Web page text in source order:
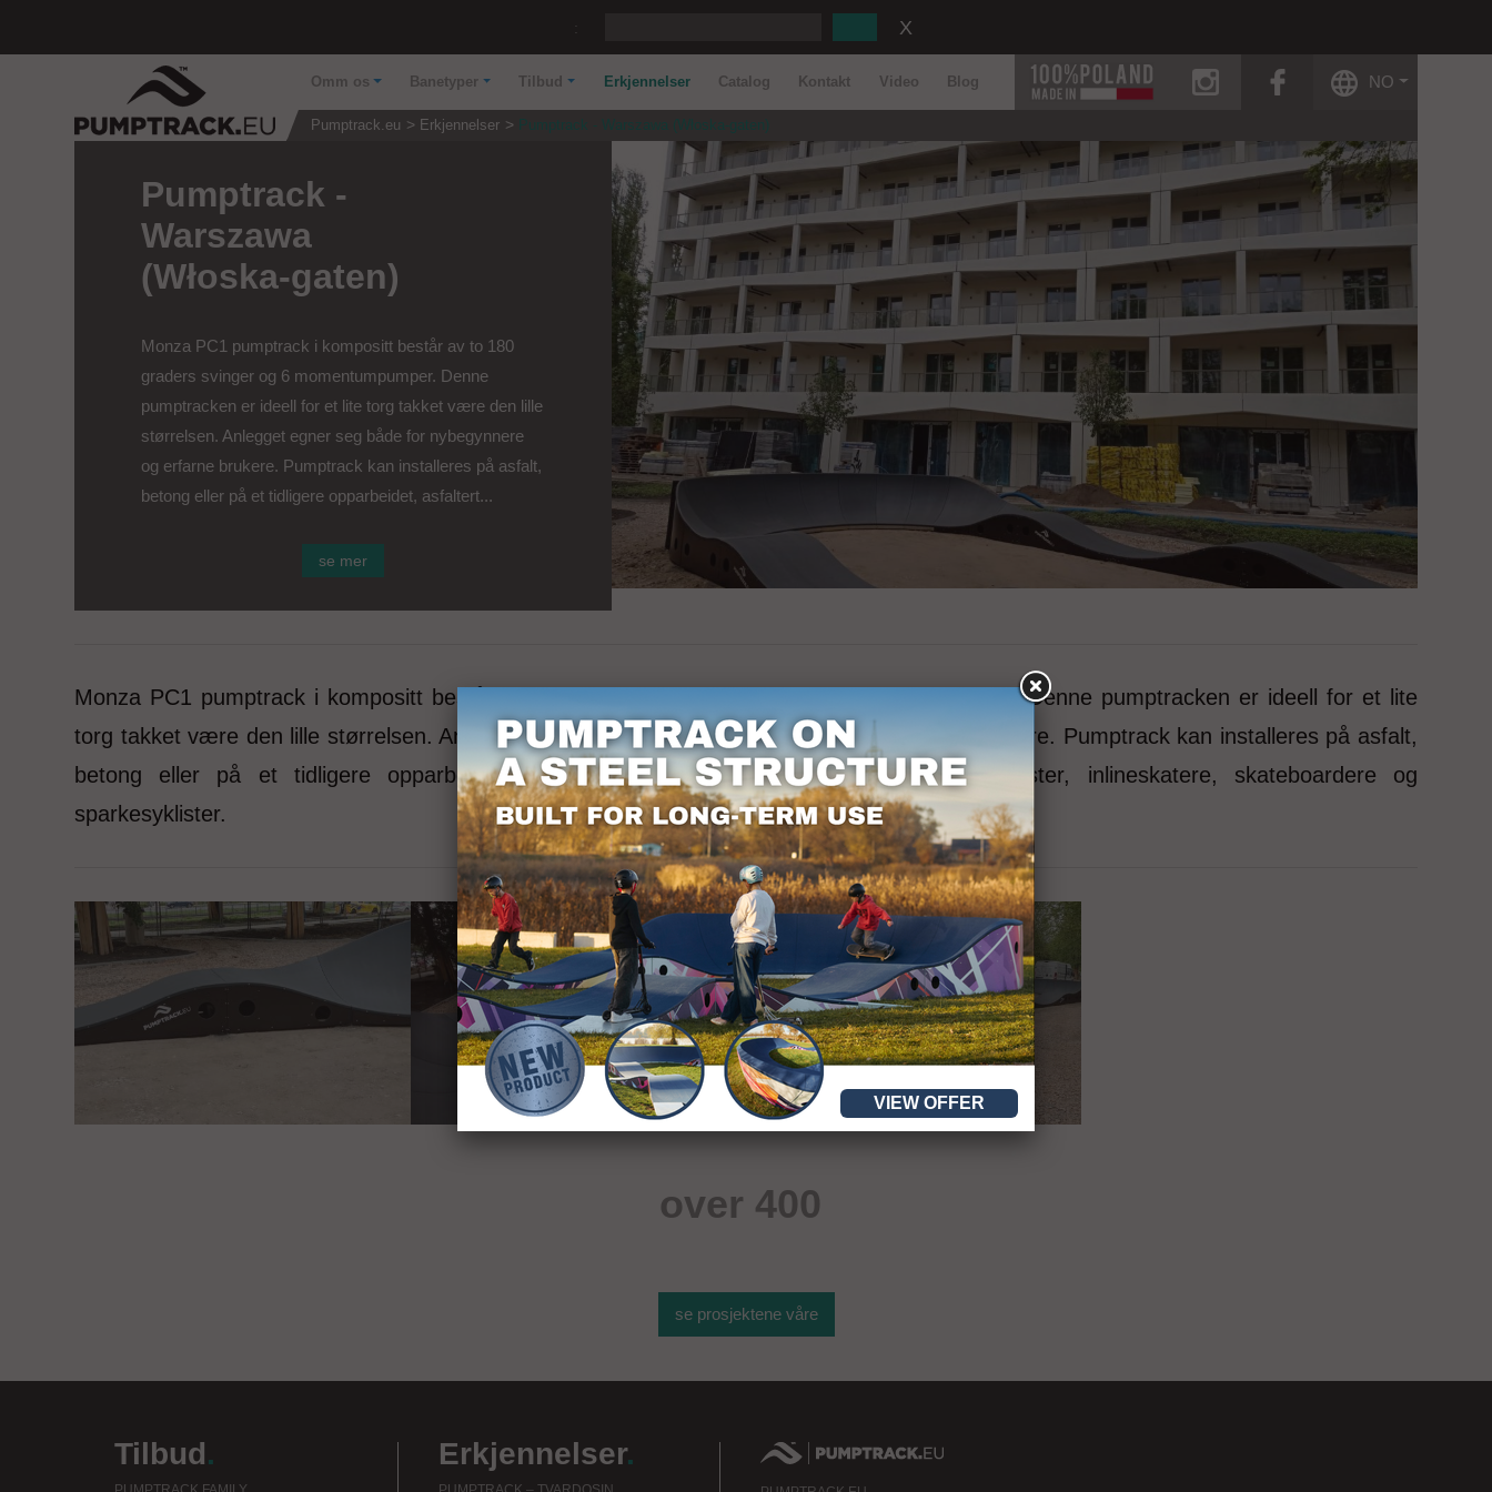
Omm os Banetyper Tilbud Erkjennelser Catalog Kontakt Video Blog
instagram
NO
Pumptrack.eu Erkjennelser Pumptrack - Warszawa (Włoska-gaten)
Pumptrack -
Warszawa
(Włoska-gaten)
Monza PC1 pumptrack i kompositt består av to 180
graders svinger og 6 momentumpumper. Denne
pumptracken er ideell for et lite torg takket være den lille
størrelsen. Anlegget egner seg både for nybegynnere
og erfarne brukere. Pumptrack kan installeres på asfalt,
betong eller på et tidligere opparbeidet, asfaltert...
se mer
Monza PC1 pumptrack i kompositt består av to 180 graders svinger og 6 momentumpumper. Denne pumptracken er ideell for et lite
torg takket være den lille størrelsen. Anlegget egner seg både for nybegynnere og erfarne brukere. Pumptrack kan installeres på asfalt,
betong eller på et tidligere opparbeidet, asfaltert torg. Pumptrack kan brukes av syklister, inlineskatere, skateboardere og
sparkesyklister.
over 400
se prosjektene våre
Tilbud. Erkjennelser.
VIEW OFFER